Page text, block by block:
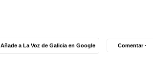
Añade a La Voz de Galicia en Google Comentar ·